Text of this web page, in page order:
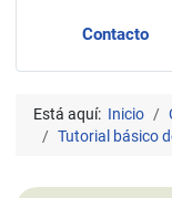
Contacto
Está aquí: Inicio
Tutorial básico